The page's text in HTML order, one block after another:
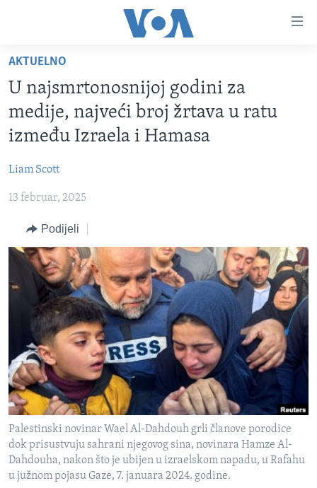
glavni
sadržaj
na
glavnu
Idi
na
VIDEO
FOTOGRAFIJE DANA
BOSNA I HERCEGOVINA
SVIJET
NAUKA I TEHNOLOGIJA
SPECIJALNI PROJEKTI
KORUPCIJA
SLOBODA MEDIJA
ŽENSKA STRANA
IZBJEGLIČKA STRANA
MAGAZIN
O GLASU AMERIKE
Learning English
PRATITE NAS
AKTUELNO
U najsmrtonosnijoj godini za
medije, najveći broj žrtava u ratu
između Izraela i Hamasa
Liam Scott
13 februar, 2025
Podijeli
Palestinski novinar Wael Al-Dahdouh grli članove porodice
dok prisustvuju sahrani njegovog sina, novinara Hamze Al-
Dahdouha, nakon što je ubijen u izraelskom napadu, u Rafahu
u južnom pojasu Gaze, 7. januara 2024. godine.